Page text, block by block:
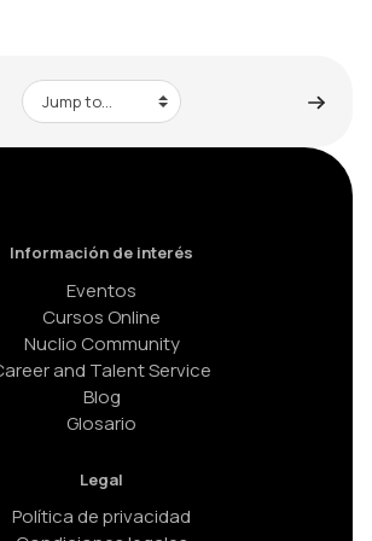
Jump to...
Información de interés
Eventos
Cursos Online
Nuclio Community
and Talent Service
Blog
Glosario
Legal
Política de privacidad